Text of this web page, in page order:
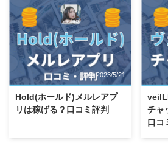
2023/5/21
Hold(ホールド)メルレアプ
リは稼げる？口コミ評判
チャ
口コ